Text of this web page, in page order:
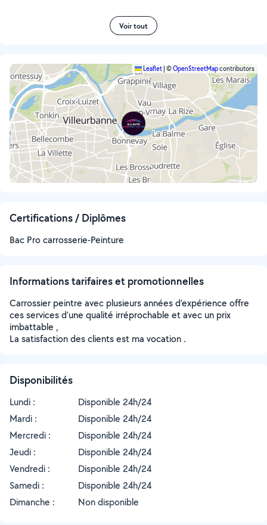
Voir tout
Leaflet ©OpenStreetMapcontributors
Certifications / Diplômes
Bac Pro carrosserie-Peinture
Informations tarifaires et promotionnelles
Carrossier peintre avec plusieurs années d’expérience offre
ces services d’une qualité irréprochable et avec un prix
imbattable ,
La satisfaction des clients est ma vocation .
Disponibilités
Lundi :
Disponible 24h/24
Mardi :
Disponible 24h/24
Mercredi :
Disponible 24h/24
Jeudi :
Disponible 24h/24
Vendredi :
Disponible 24h/24
Samedi :
Disponible 24h/24
Dimanche :
Non disponible